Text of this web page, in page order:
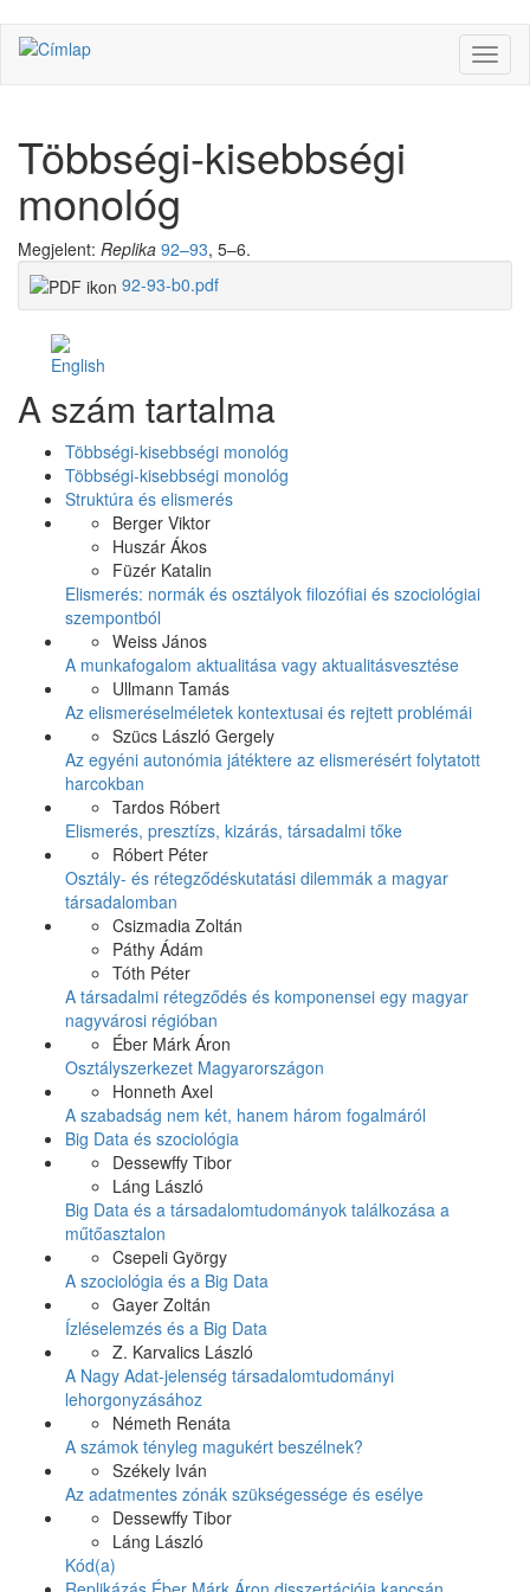
Ugrás
tartalomra
Többségi-kisebbségi
monológ
Megjelent: Replika 92–93, 5–6.
92-93-b0.pdf
Likeon
A szám tartalma
Többségi-kisebbségi monológ
Többségi-kisebbségi monológ
Struktúra és elismerés
Berger Viktor
Huszár Ákos
Füzér Katalin
Elismerés: normák és osztályok filozófiai és szociológiai
szempontból
Weiss János
A munkafogalom aktualitása vagy aktualitásvesztése
Ullmann Tamás
Az elismeréselméletek kontextusai és rejtett problémái
Szücs László Gergely
Az egyéni autonómia játéktere az elismerésért folytatott
harcokban
Tardos Róbert
Elismerés, presztízs, kizárás, társadalmi tőke
Róbert Péter
Osztály- és rétegződéskutatási dilemmák a magyar
társadalomban
Csizmadia Zoltán
Páthy Ádám
Tóth Péter
A társadalmi rétegződés és komponensei egy magyar
nagyvárosi régióban
Éber Márk Áron
Osztályszerkezet Magyarországon
Honneth Axel
A szabadság nem két, hanem három fogalmáról
Big Data és szociológia
Dessewffy Tibor
Láng László
Big Data és a társadalomtudományok találkozása a
műtőasztalon
Csepeli György
A szociológia és a Big Data
Gayer Zoltán
Ízléselemzés és a Big Data
Z. Karvalics László
A Nagy Adat-jelenség társadalomtudományi
lehorgonyzásához
Németh Renáta
A számok tényleg magukért beszélnek?
Székely Iván
Az adatmentes zónák szükségessége és esélye
Dessewffy Tibor
Láng László
Kód(a)